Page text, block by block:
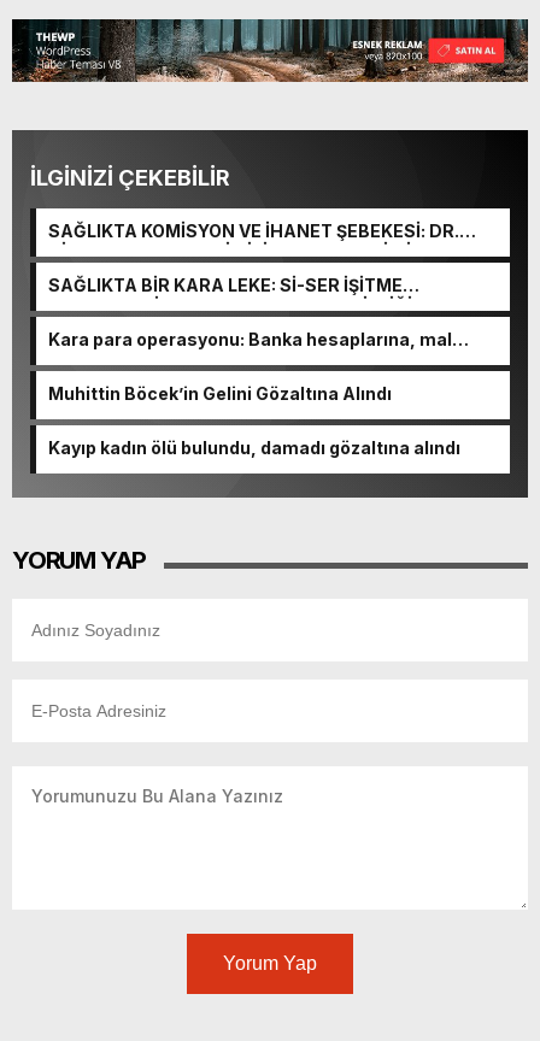
İLGİNİZİ ÇEKEBİLİR
SAĞLIKTA KOMİSYON VE İHANET ŞEBEKESİ: DR.
NİHAT URUÇ VE SEMİH İŞİTME MERKEZİ’NİN SGK
VURGUNU!
SAĞLIKTA BİR KARA LEKE: Sİ-SER İŞİTME
MERKEZLERİ VE MODERN UMUT TACİRLİĞİ
Kara para operasyonu: Banka hesaplarına, mal
Muhittin Böcek’in Gelini Gözaltına Alındı
Kayıp kadın ölü bulundu, damadı gözaltına alındı
YORUM YAP
Yorum Yap